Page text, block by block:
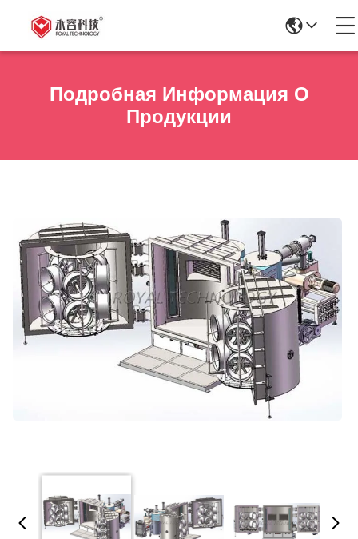
Подробная Информация О
Продукции